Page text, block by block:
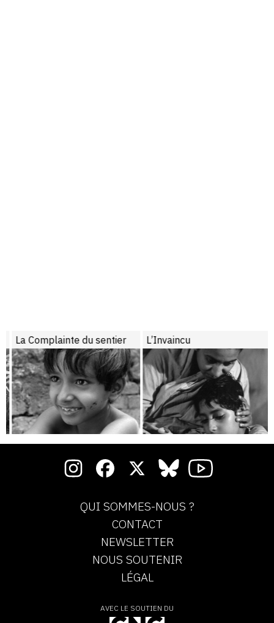
La Complainte du sentier L’Invaincu
QUI SOMMES-NOUS ?
CONTACT
NEWSLETTER
NOUS SOUTENIR
LÉGAL
AVEC LE SOUTIEN DU